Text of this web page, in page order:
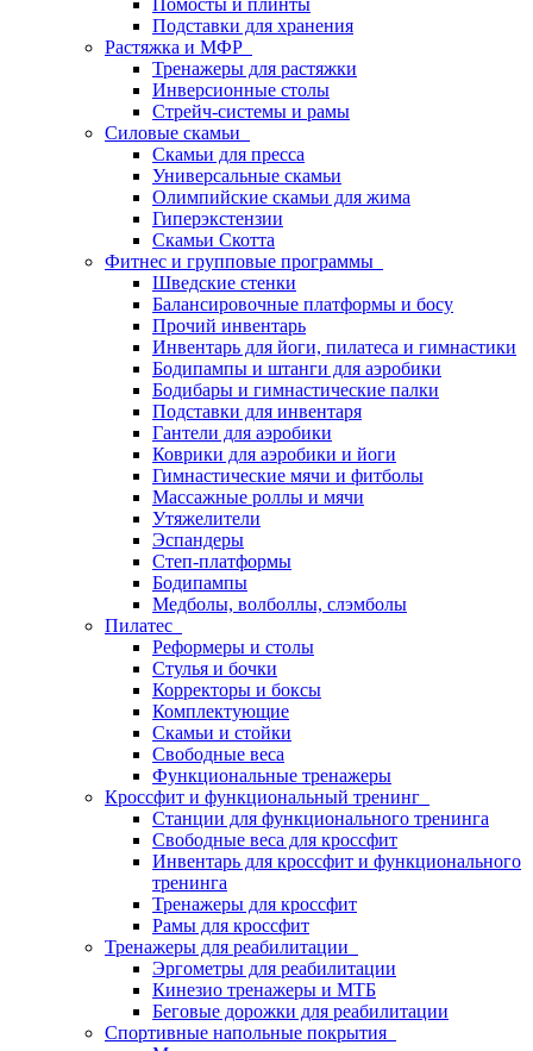
Помосты и плинты
Подставки для хранения
Растяжка и МФР
Тренажеры для растяжки
Инверсионные столы
Стрейч-системы и рамы
Силовые скамьи
Скамьи для пресса
Универсальные скамьи
Олимпийские скамьи для жима
Гиперэкстензии
Скамьи Скотта
Фитнес и групповые программы
Шведские стенки
Балансировочные платформы и босу
Прочий инвентарь
Инвентарь для йоги, пилатеса и гимнастики
Бодипампы и штанги для аэробики
Бодибары и гимнастические палки
Подставки для инвентаря
Гантели для аэробики
Коврики для аэробики и йоги
Гимнастические мячи и фитболы
Массажные роллы и мячи
Утяжелители
Эспандеры
Степ-платформы
Бодипампы
Медболы, волболлы, слэмболы
Пилатес
Реформеры и столы
Стулья и бочки
Корректоры и боксы
Комплектующие
Скамьи и стойки
Свободные веса
Функциональные тренажеры
Кроссфит и функциональный тренинг
Станции для функционального тренинга
Свободные веса для кроссфит
Инвентарь для кроссфит и функционального
тренинга
Тренажеры для кроссфит
Рамы для кроссфит
Тренажеры для реабилитации
Эргометры для реабилитации
Кинезио тренажеры и МТБ
Беговые дорожки для реабилитации
Спортивные напольные покрытия